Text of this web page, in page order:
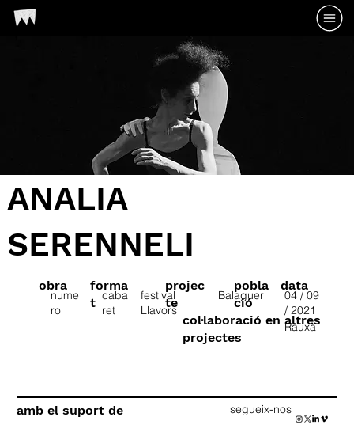
ANALIA
SERENNELI
obra
nume
ro
forma
t
caba
ret
festival
Llavors
projec
te
col·laboració en altres
projectes
Balaguer
pobla
ció
data
04 / 09
/ 2021
Rauxa
amb el suport de segueix-nos